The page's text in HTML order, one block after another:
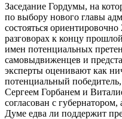
Заседание Гордумы, на
по выбору нового главы
состояться
разговорах к концу
имен потенциальных
самовыдвиженцев и
эксперты оценивают как
потенциальный
Сергеем Горбанем и
согласован с
Думе едва ли поддержит